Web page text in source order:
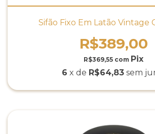
Sifão Fixo Em Latão Vintage
R$389,00
R$369,55 com
6 x de R$64,83 sem